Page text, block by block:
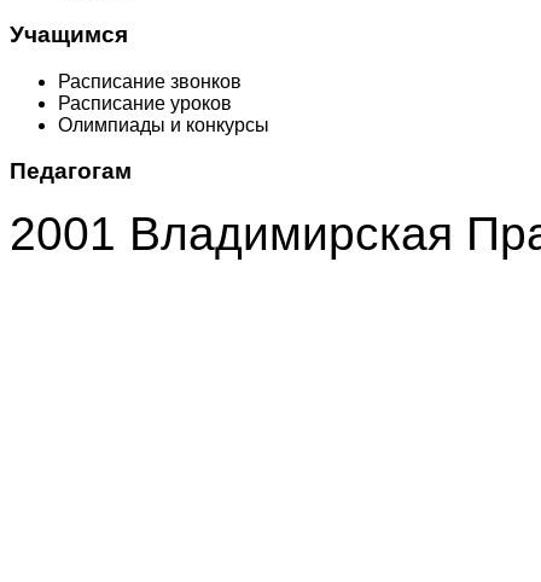
Учащимся
Расписание звонков
Расписание уроков
Олимпиады и конкурсы
Педагогам
2001 Владимирская